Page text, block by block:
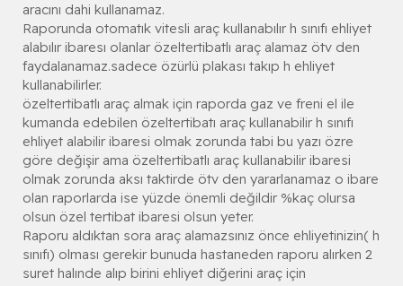
aracını dahi kullanamaz.
Raporunda otomatık vitesli araç kullanabılır h sınıfı ehliyet
alabılır ibaresı olanlar özeltertibatlı araç alamaz ötv den
faydalanamaz.sadece özürlü plakası takıp h ehliyet
kullanabilirler.
özeltertibatlı araç almak için raporda gaz ve freni el ile
kumanda edebilen özeltertibatı araç kullanabilir h sınıfı
ehliyet alabilir ibaresi olmak zorunda tabi bu yazı özre
göre değişir ama özeltertibatlı araç kullanabilir ibaresi
olmak zorunda aksı taktirde ötv den yararlanamaz o ibare
olan raporlarda ise yüzde önemli değildir %kaç olursa
olsun özel tertibat ibaresi olsun yeter.
Raporu aldıktan sora araç alamazsınız önce ehliyetinizin( h
sınıfı) olması gerekir bunuda hastaneden raporu alırken 2
suret halınde alıp birini ehliyet diğerini araç için